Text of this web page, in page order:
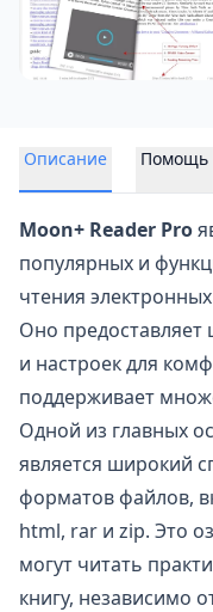
Описание Помощь
Moon+ Reader Pro
популярных и
чтения
Оно предоставляет
и настроек для
поддерживает
Одной из главных
является широкий
форматов файлов,
html, rar и zip. Это
могут читать
книгу, независимо